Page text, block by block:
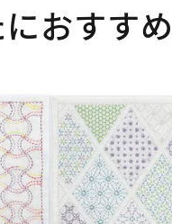
おすす